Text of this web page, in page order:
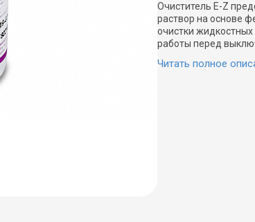
Очиститель E-Z
раствор на основе
очистки
работы перед
Читать полное